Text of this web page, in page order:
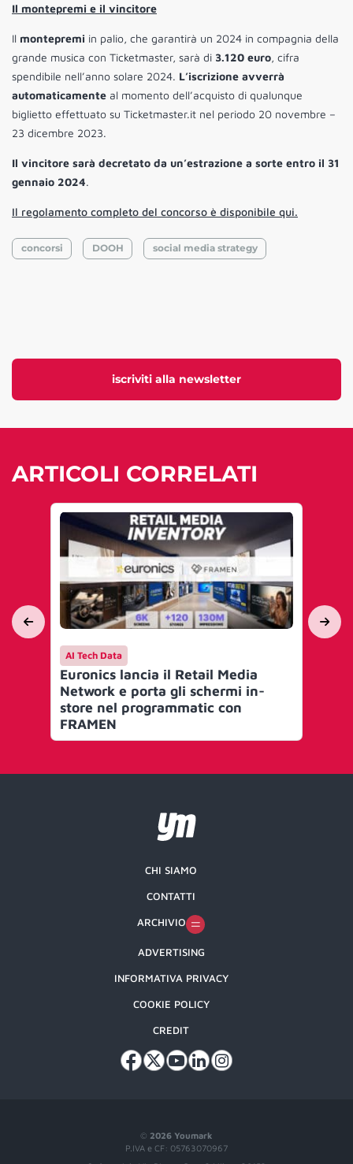
iscriviti alla newsletter
Il montepremi e il vincitore
Il montepremi in palio, che garantirà un 2024 in compagnia della
grande musica con Ticketmaster, sarà di 3.120 euro, cifra
spendibile nell’anno solare 2024. L’iscrizione avverrà
automaticamente al momento dell’acquisto di qualunque
biglietto effettuato su Ticketmaster.it nel periodo 20 novembre –
23 dicembre 2023.
Il vincitore sarà decretato da un’estrazione a sorte entro il 31
gennaio 2024.
Il regolamento completo del concorso è disponibile qui.
concorsi DOOH social media strategy
ARTICOLI CORRELATI
AI Tech Data
Euronics lancia il Retail Media
Network e porta gli schermi in-
store nel programmatic con
FRAMEN
© 2026 Youmark
P.IVA e CF: 05763070967
CHI SIAMO
CONTATTI
ARCHIVIO
ADVERTISING
INFORMATIVA PRIVACY
COOKIE POLICY
CREDIT